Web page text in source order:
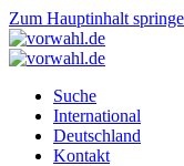
Zum Hauptinhalt
Suche
International
Deutschland
Kontakt